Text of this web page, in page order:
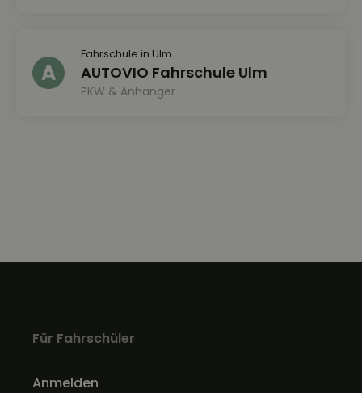
Fahrschule in Ulm
AUTOVIO Fahrschule Ulm
PKW & Anhänger
Für Fahrschüler
Anmelden